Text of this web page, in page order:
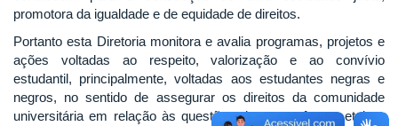
promotora da igualdade e de equidade de direitos.
Portanto esta Diretoria monitora e avalia programas, projetos e
ações voltadas ao respeito, valorização e ao convívio
estudantil, principalmente, voltadas aos estudantes negras e
negros, no sentido de assegurar os direitos da comunidade
universitária em relação às questões de raça, gênero, etnia e